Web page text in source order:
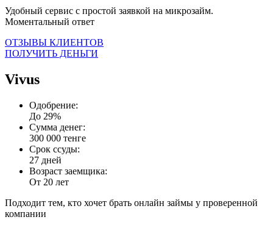
Удобный сервис с простой заявкой на микрозайм.
Моментальный ответ
ОТЗЫВЫ КЛИЕНТОВ
ПОЛУЧИТЬ ДЕНЬГИ
Vivus
Одобрение:
До 29%
Сумма денег:
300 000 тенге
Срок ссуды:
27 дней
Возраст заемщика:
От 20 лет
Подходит тем, кто хочет брать онлайн займы у проверенной
компании